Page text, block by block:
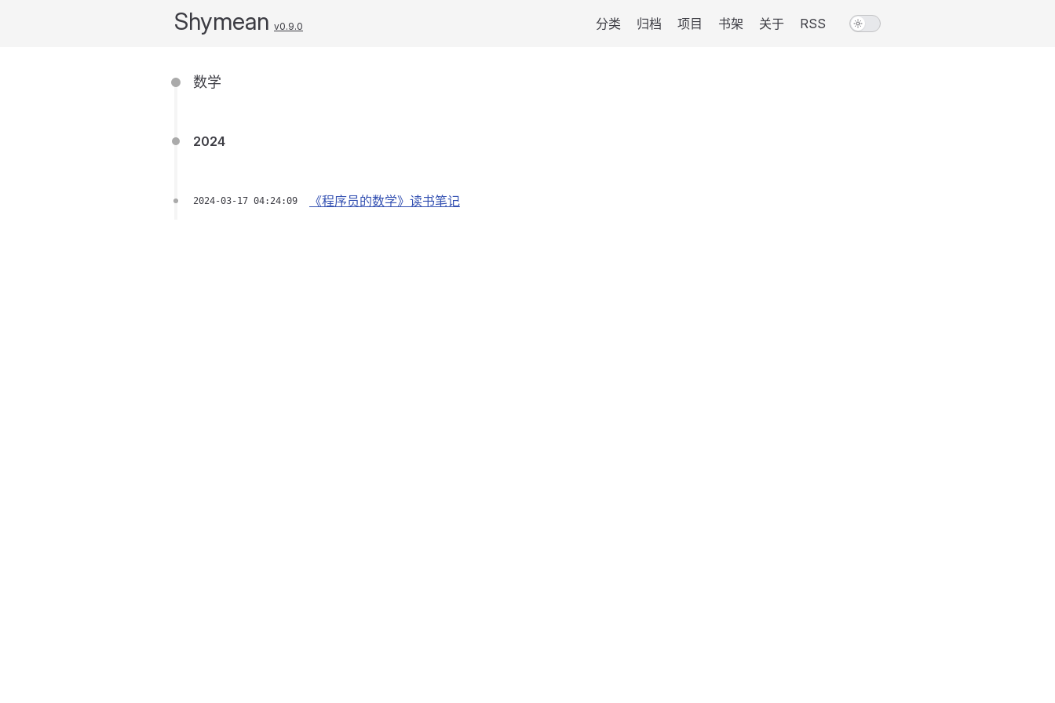
Shymean v0.9.0 分类 归档 项目 书架 关于 RSS
数学
2024
2024-03-17 04:24:09 《程序员的数学》读书笔记